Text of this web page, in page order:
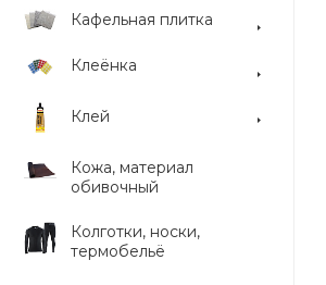
Кафельная плитка
Клеёнка
Клей
Кожа, материал
обивочный
Колготки, носки,
термобельё